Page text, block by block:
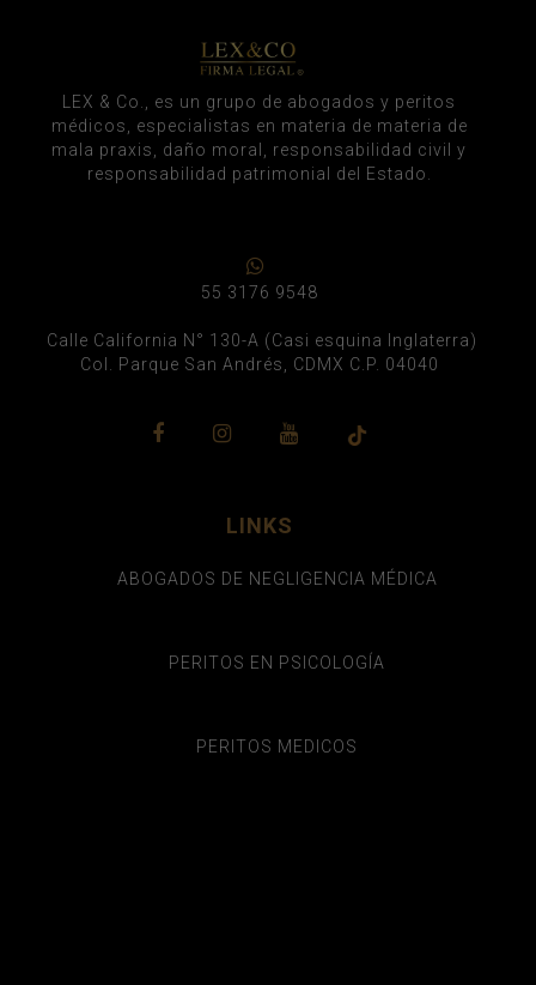
LEX & Co., es un grupo de abogados y peritos
médicos, especialistas en materia de materia de
mala praxis, daño moral, responsabilidad civil y
responsabilidad patrimonial del Estado.
55 3176 9548
Calle California N° 130-A (Casi esquina Inglaterra)
Col. Parque San Andrés, CDMX C.P. 04040
LINKS
ABOGADOS DE NEGLIGENCIA MÉDICA
PERITOS EN PSICOLOGÍA
PERITOS MEDICOS